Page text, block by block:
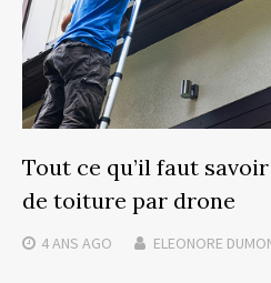
Tout ce qu’il faut
de toiture par drone
4 ANS AGO ELEONORE